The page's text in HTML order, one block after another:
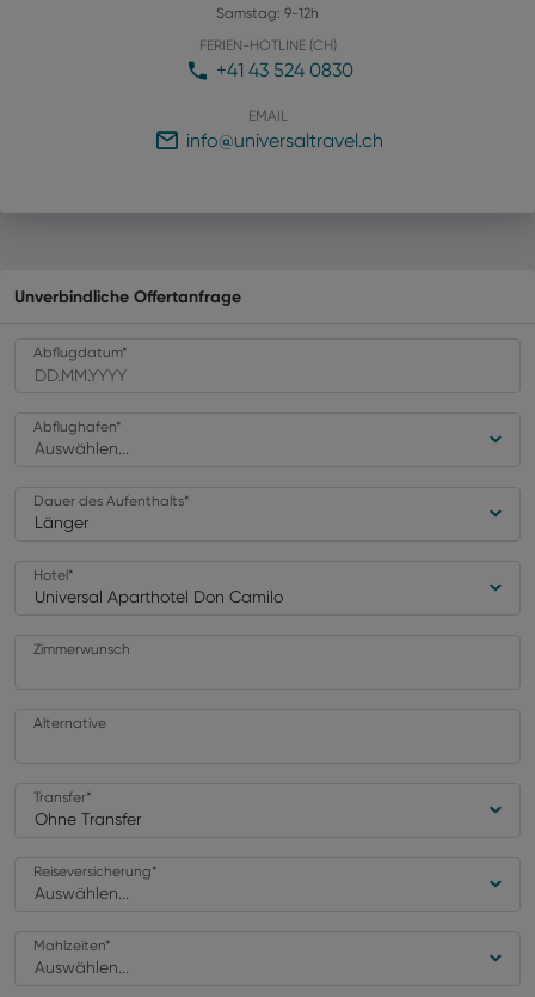
Samstag: 9-12h
FERIEN-HOTLINE (CH)
+41 43 524 0830
EMAIL
info@universaltravel.ch
Unverbindliche Offertanfrage
Abflugdatum*
Auswählen...
Abflughafen*
Länger
Dauer des Aufenthalts*
Universal Aparthotel Don Camilo
Hotel*
Zimmerwunsch
Alternative
Ohne Transfer
Transfer*
Auswählen...
Reiseversicherung*
Auswählen...
Mahlzeiten*